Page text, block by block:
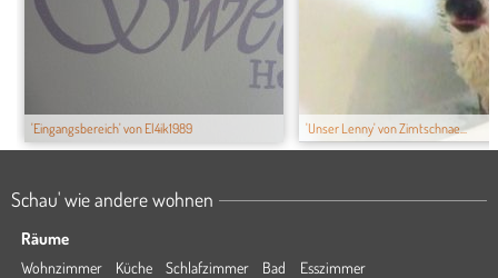
'Eingangsbereich' von El4ik1989 'Unser Lenny' von Zimtschnae...
Schau' wie andere wohnen
Räume
Wohnzimmer Küche Schlafzimmer Bad
Esszimmer